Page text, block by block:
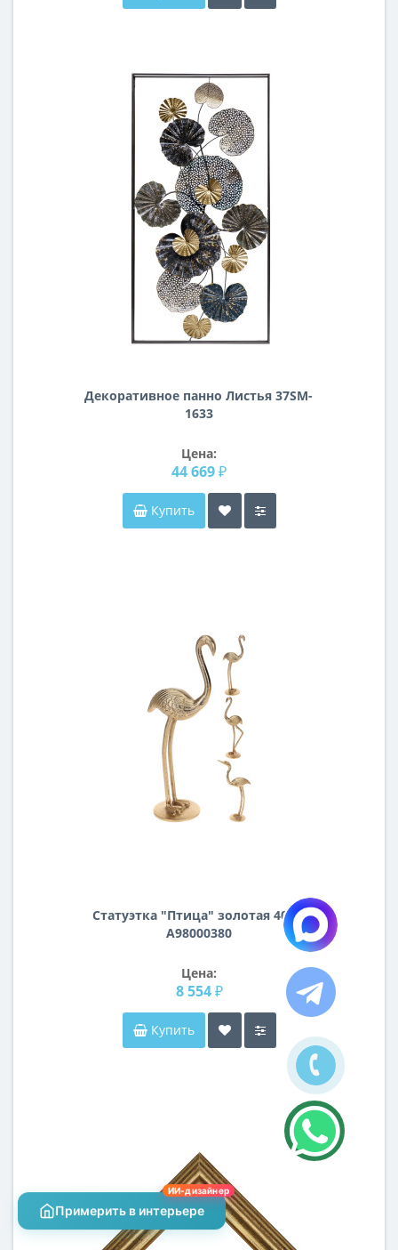
Декоративное панно Листья 37SM-
1633
Цена:
44 669 ₽
Купить
Статуэтка "Птица" золотая 40см
A98000380
Цена:
8 554 ₽
Купить
Примерить в интерьере
ИИ-дизайнер